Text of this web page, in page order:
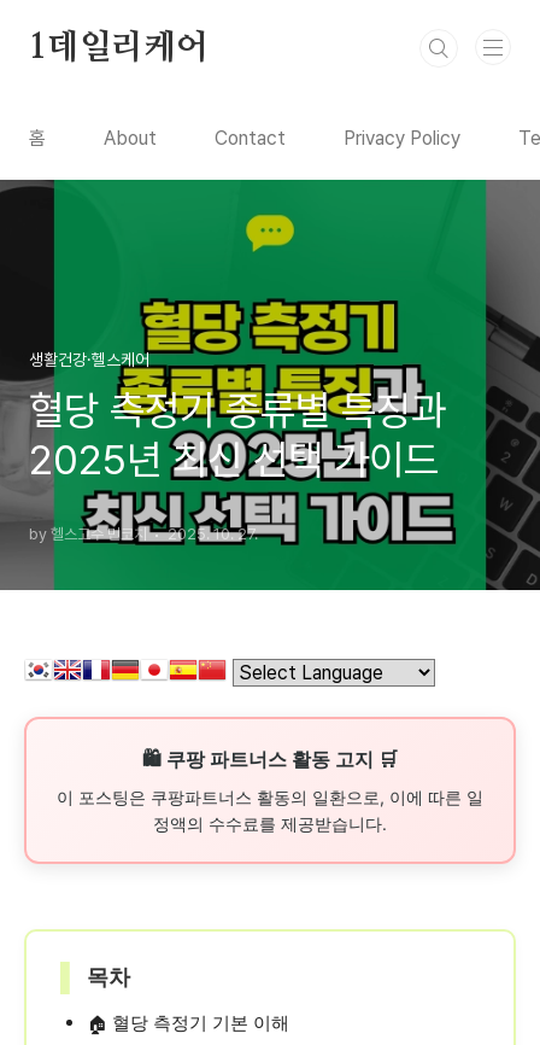
1데일리케어
홈 About Contact Privacy Policy
생활건강·헬스케어
혈당 측정기 종류별 특징과
2025년 최신 선택 가이드
by 헬스고수 민코치 2025. 10. 27.
🛍️ 쿠팡 파트너스 활동 고지 🛒
이 포스팅은 쿠팡파트너스 활동의 일환으로, 이에 따른 일
정액의 수수료를 제공받습니다.
목차
🏠 혈당 측정기 기본 이해